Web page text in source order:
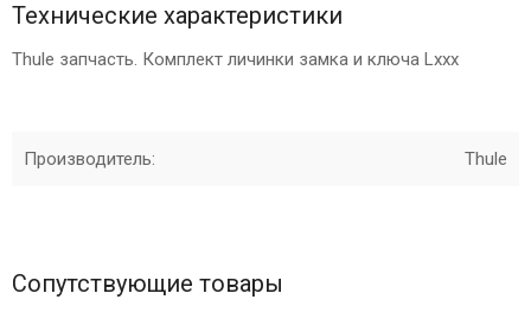
Технические характеристики
Thule запчасть. Комплект личинки замка и ключа Lxxx
Производитель: Thule
Сопутствующие товары